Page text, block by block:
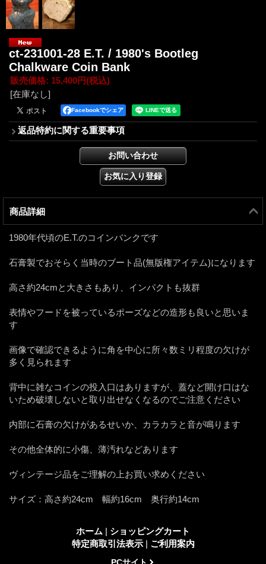
ct-231001-28 E.T. / 1980's Bootleg
Chalkware Coin Bank
販売価格: 15,400円(税込)
[在庫なし]
Facebookでシェア
返品特約に関する重要事項
商品詳細
1980年代頃のE.T.のコインバンクです
石膏製でおそらく当時のブート品(無版権アイテム)になります
高さ約24cmと大きさもあり、インパクトも抜群
表情やフードを被っているポーズなどの造形も良いと思いま
す
画像で確認できるように角を中心に所々数ミリ程度の欠けが
多く見られます
背中に雑なコインの投入口はありますが、蓋など開け口はな
いため破壊しないと取り出せなくなるのでご注意ください
内部に石膏の欠けがあるせいか、カラカラと音が鳴ります
その他全体的に小傷、薄汚れなどあります
ヴィンテージ品をご理解の上お買い求めください
サイズ：高さ約24cm 幅約16cm 奥行約14cm
ホーム | ショッピングカート
特定商取引法表示 | ご利用案内
PCサイト